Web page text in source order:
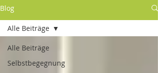
Blog
Alle Beiträge
Selbstbegegnung
Alle Beiträge